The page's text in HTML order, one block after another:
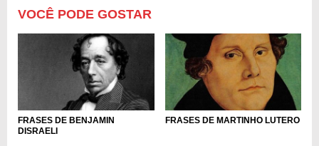
VOCÊ PODE GOSTAR
FRASES DE BENJAMIN
DISRAELI
FRASES DE MARTINHO LUTERO